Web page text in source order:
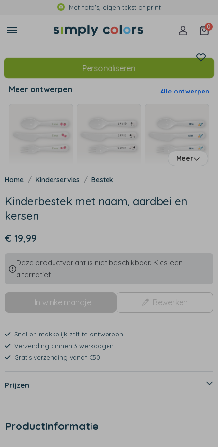
Met foto's, eigen tekst of print
0
Personaliseren
Meer ontwerpen Alle ontwerpen
Meer
Kinderservies Bestek
Kinderbestek met naam, aardbei en
kersen
€ 19,99
Deze productvariant is niet beschikbaar. Kies een
alternatief.
In winkelmandje Bewerken
Snel en makkelijk zelf te ontwerpen
Verzending binnen 3 werkdagen
Gratis verzending vanaf €50
Prijzen
Productinformatie